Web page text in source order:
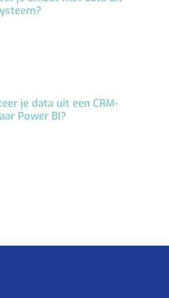
je data uit een CRM-
Power BI?